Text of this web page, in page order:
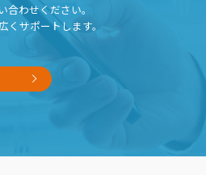
合わせください。
くサポートします。